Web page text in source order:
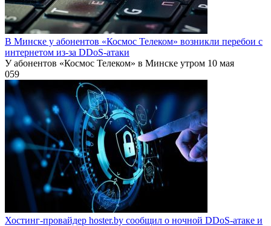
В Минске у абонентов «Космос Телеком» возникли перебои с
интернетом из-за DDoS-атаки
У абонентов «Космос Телеком» в Минске утром 10 мая
059
Хостинг-провайдер hoster.by сообщил о ночной DDoS-атаке и